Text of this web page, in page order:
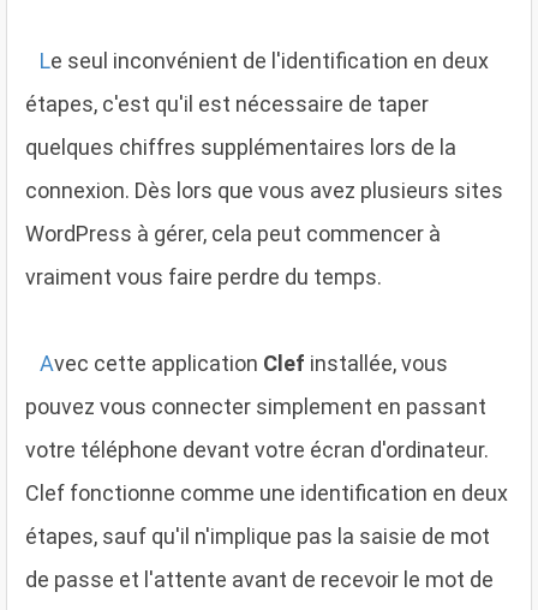
Le seul inconvénient de l'identification en deux
étapes, c'est qu'il est nécessaire de taper
quelques chiffres supplémentaires lors de la
connexion. Dès lors que vous avez plusieurs sites
WordPress à gérer, cela peut commencer à
vraiment vous faire perdre du temps.
Avec cette application Clef installée, vous
pouvez vous connecter simplement en passant
votre téléphone devant votre écran d'ordinateur.
Clef fonctionne comme une identification en deux
étapes, sauf qu'il n'implique pas la saisie de mot
de passe et l'attente avant de recevoir le mot de